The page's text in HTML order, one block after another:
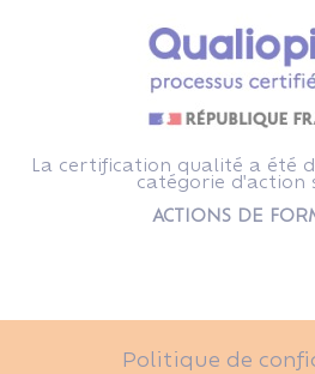
La certification qualité a été
catégorie d'action
ACTIONS DE
Politique de